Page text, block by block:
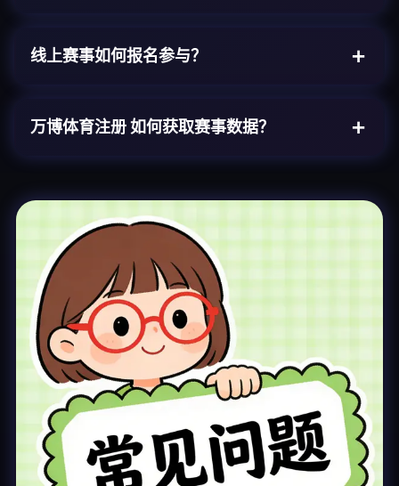
线上赛事如何报名参与？
万博体育注册如何获取赛事数据？